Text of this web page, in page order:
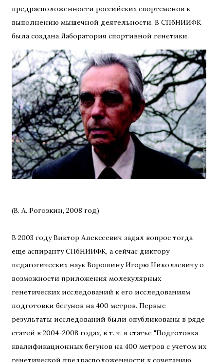
предрасположенности российских спортсменов к
выполнению мышечной деятельности. В СПбНИИФК
была создана Лаборатория спортивной генетики.
(В. А. Рогозкин, 2008 год)
В 2003 году Виктор Алексеевич задал вопрос тогда
еще аспиранту СПбНИИФК, а сейчас диктору
педагогических наук Ворошину Игорю Николаевичу о
возможности приложения молекулярных
генетических исследований к его исследованиям
подготовки бегунов на 400 метров. Первые
результаты исследований были опубликованы в ряде
статей в 2004-2008 годах, в т. ч. в статье "Подготовка
квалификационных бегунов на 400 метров с учетом их
генетической предрасположенности к сочетанию